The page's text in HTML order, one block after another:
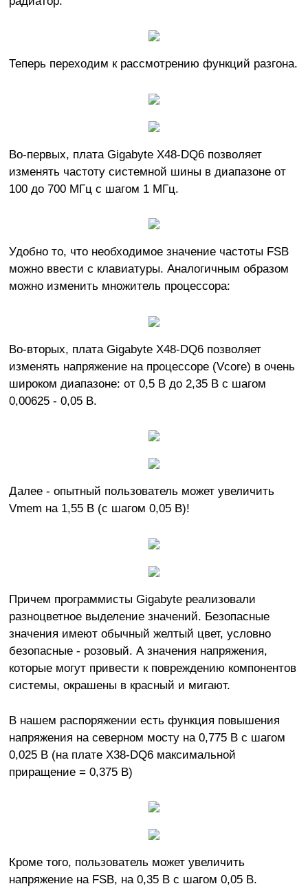
Теперь переходим к рассмотрению функций разгона.
Во-первых, плата Gigabyte X48-DQ6 позволяет
изменять частоту системной шины в диапазоне от
100 до 700 МГц с шагом 1 МГц.
Удобно то, что необходимое значение частоты FSB
можно ввести с клавиатуры. Аналогичным образом
можно изменить множитель процессора:
Во-вторых, плата Gigabyte X48-DQ6 позволяет
изменять напряжение на процессоре (Vcore) в очень
широком диапазоне: от 0,5 В до 2,35 В с шагом
0,00625 - 0,05 В.
Далее - опытный пользователь может увеличить
Vmem на 1,55 В (с шагом 0,05 В)!
Причем программисты Gigabyte реализовали
разноцветное выделение значений. Безопасные
значения имеют обычный желтый цвет, условно
безопасные - розовый. А значения напряжения,
которые могут привести к повреждению компонентов
системы, окрашены в красный и мигают.
В нашем распоряжении есть функция повышения
напряжения на северном мосту на 0,775 В с шагом
0,025 В (на плате X38-DQ6 максимальной
приращение = 0,375 В)
Кроме того, пользователь может увеличить
напряжение на FSB, на 0,35 В с шагом 0,05 В.